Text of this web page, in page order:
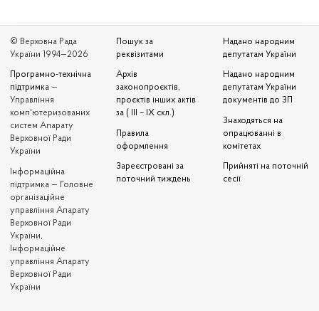
© Верховна Рада
України 1994—2026
Програмно-технічна
підтримка —
Управління
комп'ютеризованих
систем Апарату
Верховної Ради
України
Iнформаційна
підтримка — Головне
організаційне
управління Апарату
Верховної Ради
України,
Інформаційне
управління Апарату
Верховної Ради
України
Пошук за
реквізитами
Архів
законопроєктів,
проєктів інших актів
за ( III – IX скл.)
Правила
оформлення
Зареєстровані за
поточний тиждень
Надано народним
депутатам України
Надано народним
депутатам України
документів до ЗП
Знаходяться на
опрацюванні в
комітетах
Прийняті на поточній
сесії